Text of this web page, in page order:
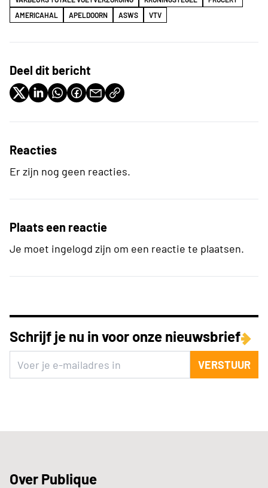
AMERICAHAL
APELDOORN ASWS VTV
Deel dit bericht
Reacties
Er zijn nog geen reacties.
Plaats een reactie
Je moet ingelogd zijn om een reactie te plaatsen.
Schrijf je nu in voor onze nieuwsbrief
VERSTUUR
Over Publique